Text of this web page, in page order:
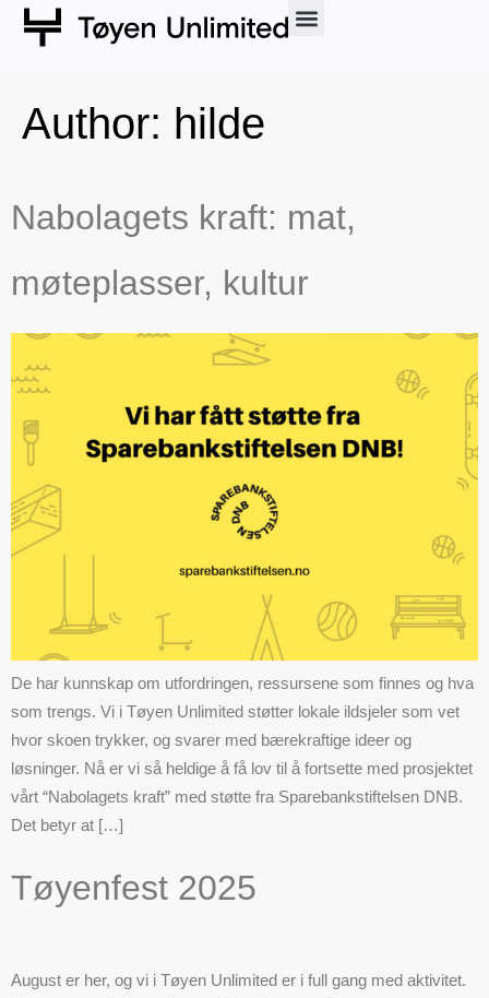
Author: hilde
Nabolagets kraft: mat,
møteplasser, kultur
De har kunnskap om utfordringen, ressursene som finnes og hva
som trengs. Vi i Tøyen Unlimited støtter lokale ildsjeler som vet
hvor skoen trykker, og svarer med bærekraftige ideer og
løsninger. Nå er vi så heldige å få lov til å fortsette med prosjektet
vårt “Nabolagets kraft” med støtte fra Sparebankstiftelsen DNB.
Det betyr at […]
Tøyenfest 2025
August er her, og vi i Tøyen Unlimited er i full gang med aktivitet.